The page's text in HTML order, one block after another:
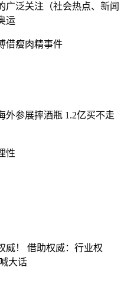
广泛关注（社会热点、新闻
运
借瘦肉精事件
外参展摔酒瓶 1.2亿买不走
性
威！ 借助权威：行业权
大话